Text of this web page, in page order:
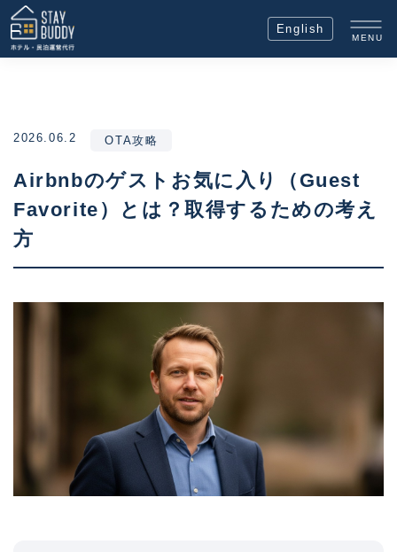
English
MENU
2026.06.2 OTA攻略
Airbnbのゲストお気に入り（Guest
Favorite）とは？取得するための考え
方